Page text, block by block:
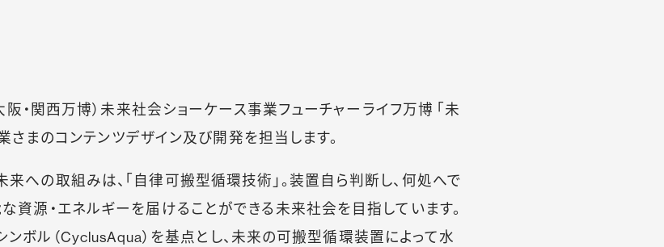
・関西万博）未来社会ショーケース事業フューチャーライフ万博 「未
まのコンテンツデザイン及び開発を担当します。
への取組みは、「自律可搬型循環技術」。装置自ら判断し、何処へで
資源・エネルギーを届けることができる未来社会を目指しています。
ボル（CyclusAqua）を基点とし、未来の可搬型循環装置によって水